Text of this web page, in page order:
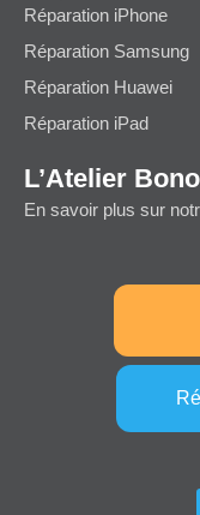
Réparation iPhone
Réparation Samsung
Réparation Huawei
Réparation iPad
L’Atelier
En savoir plus sur